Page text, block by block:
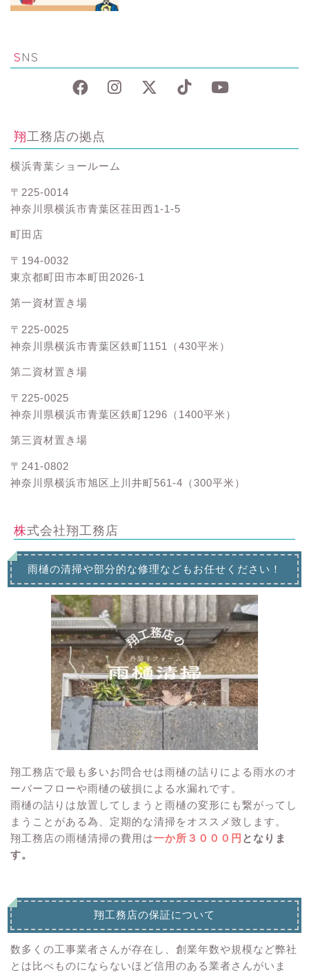
SNS
翔工務店の拠点
横浜青葉ショールーム
〒225-0014
神奈川県横浜市青葉区荏田西1-1-5
町田店
〒194-0032
東京都町田市本町田2026-1
第一資材置き場
〒225-0025
神奈川県横浜市青葉区鉄町1151（430平米）
第二資材置き場
〒225-0025
神奈川県横浜市青葉区鉄町1296（1400平米）
第三資材置き場
〒241-0802
神奈川県横浜市旭区上川井町561-4（300平米）
株式会社翔工務店
雨樋の清掃や部分的な修理などもお任せください！
翔工務店で最も多いお問合せは雨樋の詰りによる雨水のオ
ーバーフローや雨樋の破損による水漏れです。
雨樋の詰りは放置してしまうと雨樋の変形にも繋がってし
まうことがある為、定期的な清掃をオススメ致します。
翔工務店の雨樋清掃の費用は一か所３０００円 となりま
す。
翔工務店の保証について
数多くの工事業者さんが存在し、創業年数や規模など弊社
とは比べものにならないほど信用のある業者さんがいま